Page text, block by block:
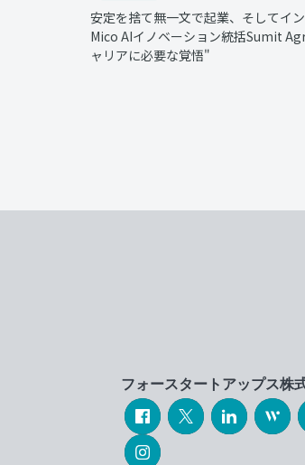
安定を捨て無一文で起業、そしてイン
Mico AIイノベーション統括Sumit
ャリアに必要な覚悟"
フォースタートアップス株